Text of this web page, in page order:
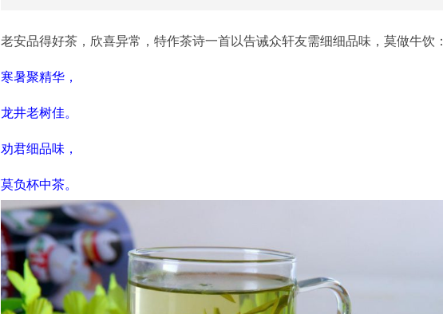
老安品得好茶，欣喜异常，特作茶诗一首以告诫众轩友需细细品味，莫做牛饮：
寒暑聚精华，
龙井老树佳。
劝君细品味，
莫负杯中茶。